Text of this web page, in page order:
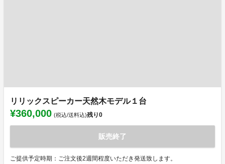
リリックスピーカー天然木モデル１台
¥360,000 (税込/送料込)残り0
販売終了
ご提供予定時期：ご注文後2週間程度いただき発送致します。